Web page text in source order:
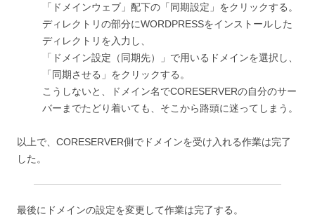
「ドメインウェブ」配下の「同期設定」をクリックする。
ディレクトリの部分にWORDPRESSをインストールした
ディレクトリを入力し、
「ドメイン設定（同期先）」で用いるドメインを選択し、
「同期させる」をクリックする。
こうしないと、ドメイン名でCORESERVERの自分のサー
バーまでたどり着いても、そこから路頭に迷ってしまう。
以上で、CORESERVER側でドメインを受け入れる作業は完了
した。
最後にドメインの設定を変更して作業は完了する。